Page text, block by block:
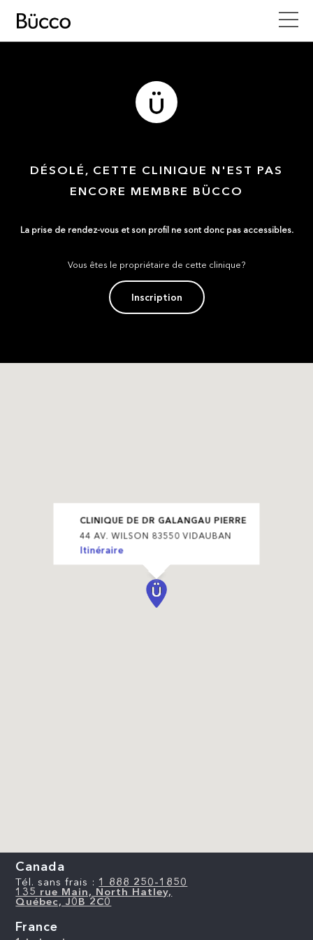
DÉSOLÉ, CETTE CLINIQUE N'EST PAS
ENCORE MEMBRE BÜCCO
La prise de rendez-vous et son profil ne sont donc pas accessibles.
Vous êtes le propriétaire de cette clinique?
Inscription
CLINIQUE DE DR GALANGAU PIERRE
44 AV. WILSON 83550 VIDAUBAN
Itinéraire
Canada
Tél. sans frais : 1 888 250-1850
135 rue Main, North Hatley,
Québec, J0B 2C0
France